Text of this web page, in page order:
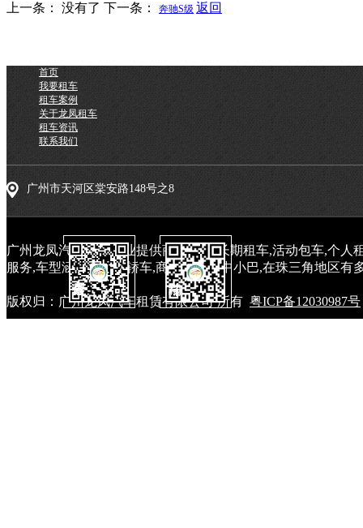
上一条： 没有了 下一条： 奔驰S级 返回
首页
我要租车
租车案例
关于龙凤租车
租车资讯
联系我们
广州市天河区棠安路148号之8
广州龙凤汽车租赁专业提供商务租车,长期租车,活动包车,个
服务,车型涵盖中高端轿车,商务车和大中小巴,在珠三角地区有
版权归：广州龙凤汽车租赁有限公司 所有 粤ICP备12030987号